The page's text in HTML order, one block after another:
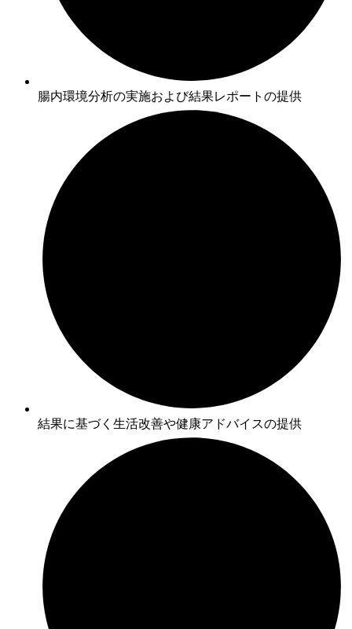
腸内環境分析の実施および結果レポートの提供
結果に基づく生活改善や健康アドバイスの提供